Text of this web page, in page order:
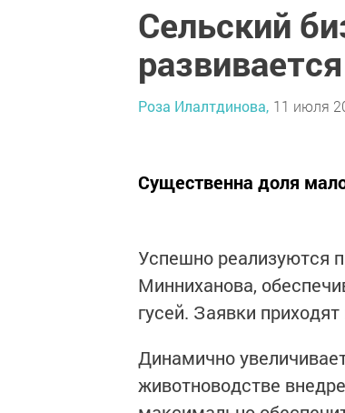
Сельский
развивается
Роза Илалтдинова, 11 июля
Существенна доля
Успешно реализуются
Минниханова,
гусей. Заявки
Динамично
животноводстве